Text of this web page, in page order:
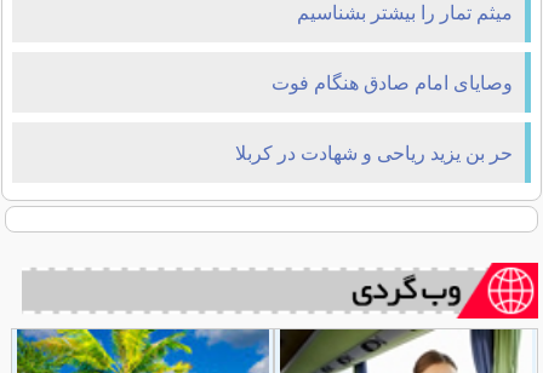
میثم تمار را بیشتر بشناسیم
وصايای امام صادق هنگام فوت
حر بن یزید ریاحی و شهادت در کربلا